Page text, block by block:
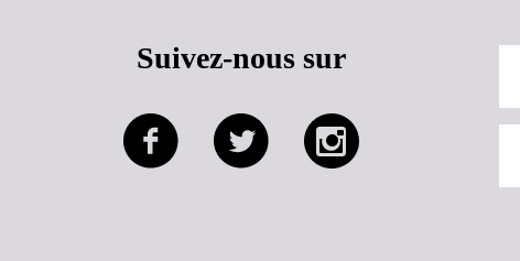
Suivez-nous sur